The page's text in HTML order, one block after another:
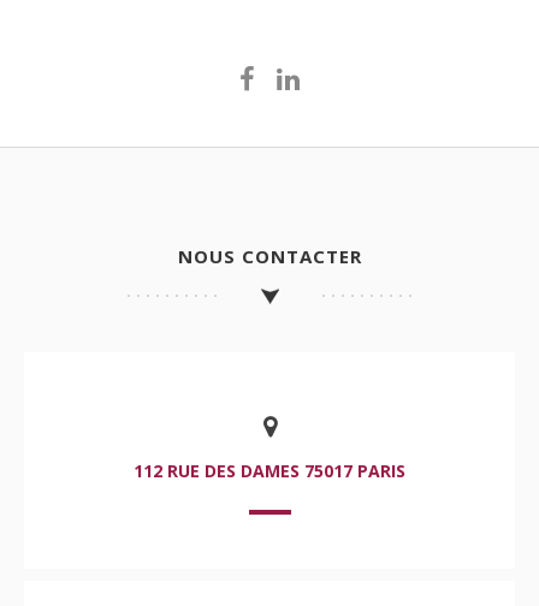
NOUS CONTACTER
112 RUE DES DAMES 75017 PARIS